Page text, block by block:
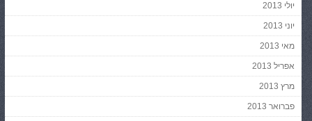
יולי 2013
יוני 2013
מאי 2013
אפריל 2013
מרץ 2013
פברואר 2013